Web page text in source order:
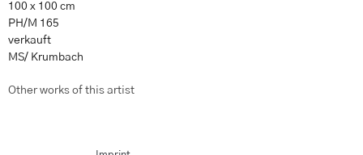
100 x 100 cm
PH/M 165
verkauft
MS/ Krumbach
Other works of this artist